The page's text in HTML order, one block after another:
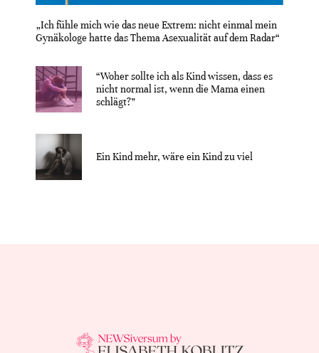
„Ich fühle mich wie das neue Extrem: nicht einmal mein
Gynäkologe hatte das Thema Asexualität auf dem Radar“
“Woher sollte ich als Kind wissen, dass es
nicht normal ist, wenn die Mama einen
schlägt?”
Ein Kind mehr, wäre ein Kind zu viel